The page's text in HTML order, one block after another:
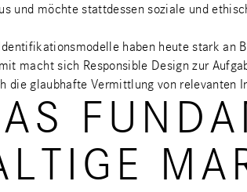
und möchte stattdessen soziale und
haben heute stark an
macht sich Responsible Design zur
die glaubhafte Vermittlung von relevanten